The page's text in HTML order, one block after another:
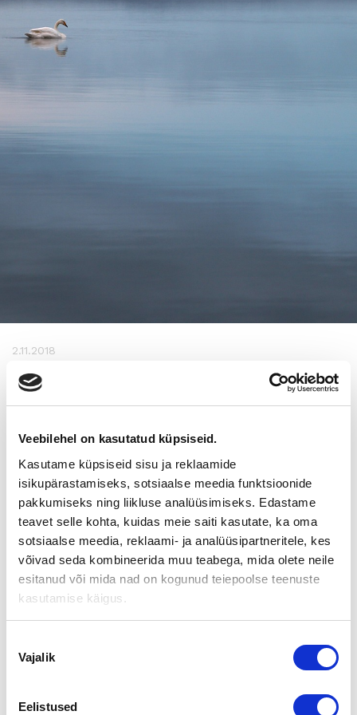
Veebilehel on kasutatud küpsiseid.
Kasutame küpsiseid sisu ja reklaamide
isikupärastamiseks, sotsiaalse meedia funktsioonide
pakkumiseks ning liikluse analüüsimiseks. Edastame
teavet selle kohta, kuidas meie saiti kasutate, ka oma
sotsiaalse meedia, reklaami- ja analüüsipartneritele, kes
võivad seda kombineerida muu teabega, mida olete neile
esitanud või mida nad on kogunud teiepoolse teenuste
kasutamise käigus.
valik
Vajalik
Eelistused
2.11.2018
RYHDY YRITYSVÄLITTÄJÄKSI
Etsimme uusia myynnin ja talouselämän
kymmenottelijoita yritysvälittäjiksi Pohjois-Suomeen
työsuhteeseen, yrittäjäksi
tai yhteistyöyrityksiksi.
Yritysvälittäjän ammatti on talouselämän
antoisimpia. Myyntihenkisyys, luotettavuus, yritystalouden
ymmärrys ja
asiakaspalvelutaidot antavat hyvät lähtökohdat
menestymiselle. Olet mieluummin
verkostoja ja yrityskontakteja. Tarjoamme alan parhaimman
yritysvälittäjänä, mahdollisuuden erittäin hyviin ansioihin ja
huippuosaajien